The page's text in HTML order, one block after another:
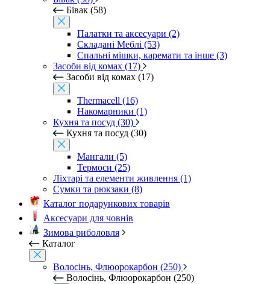
Бівак (58)
Палатки та аксесуари (2)
Складані Меблі (53)
Спальні мішки, каремати та інше (3)
Засоби від комах (17)
Засоби від комах (17)
Thermacell (16)
Накомарники (1)
Кухня та посуд (30)
Кухня та посуд (30)
Мангали (5)
Термоси (25)
Ліхтарі та елементи живлення (1)
Сумки та рюкзаки (8)
Каталог подарункових товарів
Аксесуари для човнів
Зимова риболовля
Каталог
Волосінь, Флюорокарбон (250)
Волосінь, Флюорокарбон (250)